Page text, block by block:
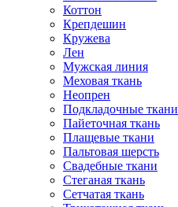
Коттон
Крепдешин
Кружева
Лен
Мужская линия
Меховая ткань
Неопрен
Подкладочные ткани
Пайеточная ткань
Плащевые ткани
Пальтовая шерсть
Свадебные ткани
Стеганая ткань
Сетчатая ткань